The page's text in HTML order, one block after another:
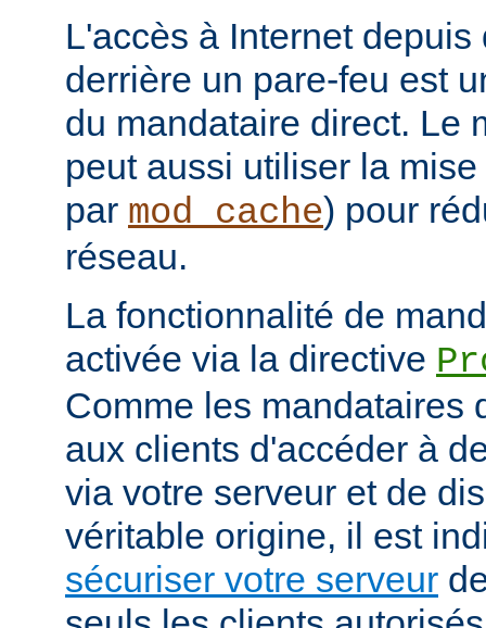
L'accès à Internet
derrière un pare-feu est
du mandataire direct. Le
peut aussi utiliser la
par mod_cache) pour
réseau.
La fonctionnalité de
activée via la directive
Comme les mandataires
aux clients d'accéder à
via votre serveur et de
véritable origine, il est
sécuriser votre serveur